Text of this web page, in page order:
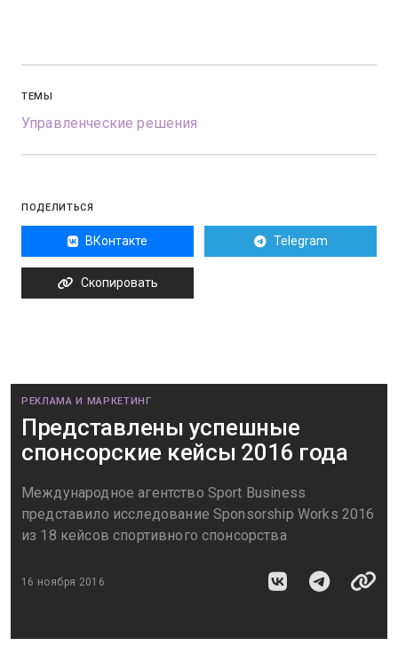
ТЕМЫ
Управленческие решения
ПОДЕЛИТЬСЯ
ВКонтакте Telegram
Скопировать
РЕКЛАМА И МАРКЕТИНГ
Представлены успешные
спонсорские кейсы 2016 года
Международное агентство Sport Business
представило исследование Sponsorship Works 2016
из 18 кейсов спортивного спонсорства
16 ноября 2016